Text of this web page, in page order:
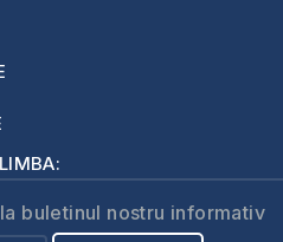
buletinul nostru informativ